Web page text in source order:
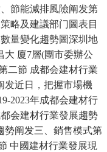
節能減排風險阐发第
略及建議部门圖表目
量變化趨勢圖深圳地
大 廈7層(團市委辦公
二節 成都会建材行業
发近日，把握市場機
2023年成都会建材行
会建材行業發展趨勢
勢阐发三、銷售模式第
中國建材行業發展現